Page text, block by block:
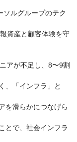
ソルグループのテク
資産と顧客体験を守
アが不足し、8〜9割
、「インフラ」と
を滑らかにつなげら
とで、社会インフラ